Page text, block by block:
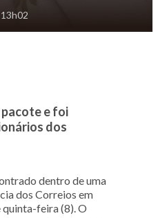
pacote e foi
dos
dentro de uma
dos Correios em
quinta-feira (8). O